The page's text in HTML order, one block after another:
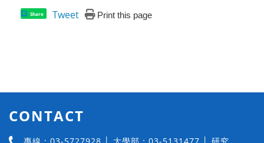
Share Tweet Print this page
CONTACT